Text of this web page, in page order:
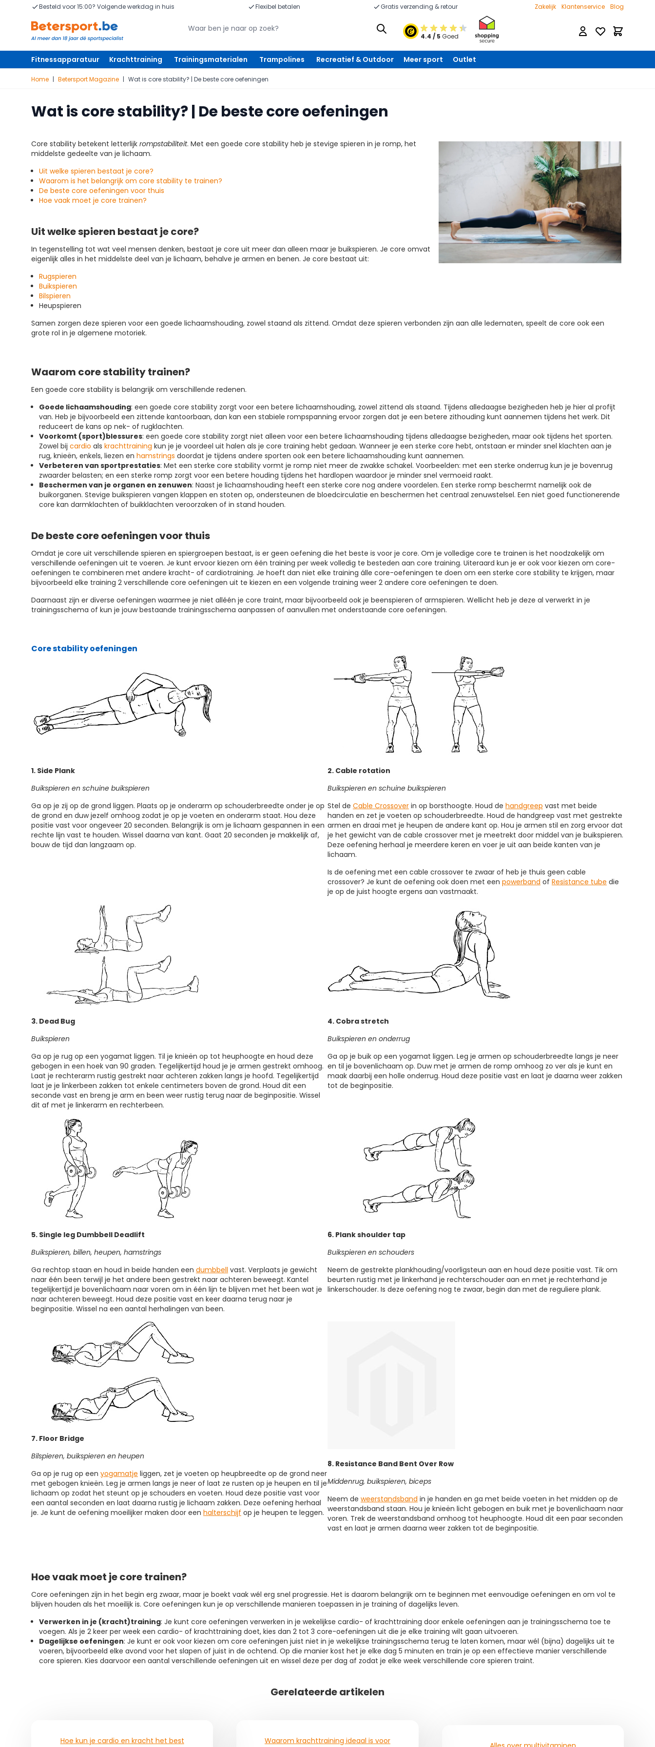
Ga naar de inhoudBesteld voor 15:00? Volgende werkdag in huis Flexibel betalen Gratis verzending & retour Zakelijk Klantenservice Blog
Zoeken
4.4 / 5 Goed
Verlanglijst
Fitnessapparatuur Krachttraining Trainingsmaterialen Trampolines Recreatief & Outdoor Meer sport Outlet
Home | Betersport Magazine | Wat is core stability? | De beste core oefeningen
Wat is core stability? | De beste core oefeningen
Core stability betekent letterlijk rompstabiliteit. Met een goede core stability heb je stevige spieren in je romp, het
middelste gedeelte van je lichaam.
Uit welke spieren bestaat je core?
Waarom is het belangrijk om core stability te trainen?
De beste core oefeningen voor thuis
Hoe vaak moet je core trainen?
Uit welke spieren bestaat je core?
In tegenstelling tot wat veel mensen denken, bestaat je core uit meer dan alleen maar je buikspieren. Je core omvat
eigenlijk alles in het middelste deel van je lichaam, behalve je armen en benen. Je core bestaat uit:
Rugspieren
Buikspieren
Bilspieren
Heupspieren
Samen zorgen deze spieren voor een goede lichaamshouding, zowel staand als zittend. Omdat deze spieren verbonden zijn aan alle ledematen, speelt de core ook een
grote rol in je algemene motoriek.
Waarom core stability trainen?
Een goede core stability is belangrijk om verschillende redenen.
Goede lichaamshouding: een goede core stability zorgt voor een betere lichaamshouding, zowel zittend als staand. Tijdens alledaagse bezigheden heb je hier al profijt
van. Heb je bijvoorbeeld een zittende kantoorbaan, dan kan een stabiele rompspanning ervoor zorgen dat je een betere zithouding kunt aannemen tijdens het werk. Dit
reduceert de kans op nek- of rugklachten.
Voorkomt (sport)blessures: een goede core stability zorgt niet alleen voor een betere lichaamshouding tijdens alledaagse bezigheden, maar ook tijdens het sporten.
Zowel bij cardio als krachttraining kun je je voordeel uit halen als je core training hebt gedaan. Wanneer je een sterke core hebt, ontstaan er minder snel klachten aan je
rug, knieën, enkels, liezen en hamstrings doordat je tijdens andere sporten ook een betere lichaamshouding kunt aannemen.
Verbeteren van sportprestaties: Met een sterke core stability vormt je romp niet meer de zwakke schakel. Voorbeelden: met een sterke onderrug kun je je bovenrug
zwaarder belasten; en een sterke romp zorgt voor een betere houding tijdens het hardlopen waardoor je minder snel vermoeid raakt.
Beschermen van je organen en zenuwen: Naast je lichaamshouding heeft een sterke core nog andere voordelen. Een sterke romp beschermt namelijk ook de
buikorganen. Stevige buikspieren vangen klappen en stoten op, ondersteunen de bloedcirculatie en beschermen het centraal zenuwstelsel. Een niet goed functionerende
core kan darmklachten of buikklachten veroorzaken of in stand houden.
De beste core oefeningen voor thuis
Omdat je core uit verschillende spieren en spiergroepen bestaat, is er geen oefening die het beste is voor je core. Om je volledige core te trainen is het noodzakelijk om
verschillende oefeningen uit te voeren. Je kunt ervoor kiezen om één training per week volledig te besteden aan core training. Uiteraard kun je er ook voor kiezen om core-
oefeningen te combineren met andere kracht- of cardiotraining. Je hoeft dan niet elke training álle core-oefeningen te doen om een sterke core stability te krijgen, maar
bijvoorbeeld elke training 2 verschillende core oefeningen uit te kiezen en een volgende training weer 2 andere core oefeningen te doen.
Daarnaast zijn er diverse oefeningen waarmee je niet alléén je core traint, maar bijvoorbeeld ook je beenspieren of armspieren. Wellicht heb je deze al verwerkt in je
trainingsschema of kun je jouw bestaande trainingsschema aanpassen of aanvullen met onderstaande core oefeningen.
Core stability oefeningen
1. Side Plank
Buikspieren en schuine buikspieren
Ga op je zij op de grond liggen. Plaats op je onderarm op schouderbreedte onder je op
de grond en duw jezelf omhoog zodat je op je voeten en onderarm staat. Hou deze
positie vast voor ongeveer 20 seconden. Belangrijk is om je lichaam gespannen in een
rechte lijn vast te houden. Wissel daarna van kant. Gaat 20 seconden je makkelijk af,
bouw de tijd dan langzaam op.
2. Cable rotation
Buikspieren en schuine buikspieren
Stel de Cable Crossover in op borsthoogte. Houd de handgreep vast met beide
handen en zet je voeten op schouderbreedte. Houd de handgreep vast met gestrekte
armen en draai met je heupen de andere kant op. Hou je armen stil en zorg ervoor dat
je het gewicht van de cable crossover met je meetrekt door middel van je buikspieren.
Deze oefening herhaal je meerdere keren en voer je uit aan beide kanten van je
lichaam.
Is de oefening met een cable crossover te zwaar of heb je thuis geen cable
crossover? Je kunt de oefening ook doen met een powerband of Resistance tube die
je op de juist hoogte ergens aan vastmaakt.
3. Dead Bug
Buikspieren
Ga op je rug op een yogamat liggen. Til je knieën op tot heuphoogte en houd deze
gebogen in een hoek van 90 graden. Tegelijkertijd houd je je armen gestrekt omhoog.
Laat je rechterarm rustig gestrekt naar achteren zakken langs je hoofd. Tegelijkertijd
laat je je linkerbeen zakken tot enkele centimeters boven de grond. Houd dit een
seconde vast en breng je arm en been weer rustig terug naar de beginpositie. Wissel
dit af met je linkerarm en rechterbeen.
4. Cobra stretch
Buikspieren en onderrug
Ga op je buik op een yogamat liggen. Leg je armen op schouderbreedte langs je neer
en til je bovenlichaam op. Duw met je armen de romp omhoog zo ver als je kunt en
maak daarbij een holle onderrug. Houd deze positie vast en laat je daarna weer zakken
tot de beginpositie.
5. Single leg Dumbbell Deadlift
Buikspieren, billen, heupen, hamstrings
Ga rechtop staan en houd in beide handen een dumbbell vast. Verplaats je gewicht
naar één been terwijl je het andere been gestrekt naar achteren beweegt. Kantel
tegelijkertijd je bovenlichaam naar voren om in één lijn te blijven met het been wat je
naar achteren beweegt. Houd deze positie vast en keer daarna terug naar je
beginpositie. Wissel na een aantal herhalingen van been.
6. Plank shoulder tap
Buikspieren en schouders
Neem de gestrekte plankhouding/voorligsteun aan en houd deze positie vast. Tik om
beurten rustig met je linkerhand je rechterschouder aan en met je rechterhand je
linkerschouder. Is deze oefening nog te zwaar, begin dan met de reguliere plank.
7. Floor Bridge
Bilspieren, buikspieren en heupen
Ga op je rug op een yogamatje liggen, zet je voeten op heupbreedte op de grond neer
met gebogen knieën. Leg je armen langs je neer of laat ze rusten op je heupen en til je
lichaam op zodat het steunt op je schouders en voeten. Houd deze positie vast voor
een aantal seconden en laat daarna rustig je lichaam zakken. Deze oefening herhaal
je. Je kunt de oefening moeilijker maken door een halterschijf op je heupen te leggen.
8. Resistance Band Bent Over Row
Middenrug, buikspieren, biceps
Neem de weerstandsband in je handen en ga met beide voeten in het midden op de
weerstandsband staan. Hou je knieën licht gebogen en buik met je bovenlichaam naar
voren. Trek de weerstandsband omhoog tot heuphoogte. Houd dit een paar seconden
vast en laat je armen daarna weer zakken tot de beginpositie.
Hoe vaak moet je core trainen?
Core oefeningen zijn in het begin erg zwaar, maar je boekt vaak wél erg snel progressie. Het is daarom belangrijk om te beginnen met eenvoudige oefeningen en om vol te
blijven houden als het moeilijk is. Core oefeningen kun je op verschillende manieren toepassen in je training of dagelijks leven.
Verwerken in je (kracht)training: Je kunt core oefeningen verwerken in je wekelijkse cardio- of krachttraining door enkele oefeningen aan je trainingsschema toe te
voegen. Als je 2 keer per week een cardio- of krachttraining doet, kies dan 2 tot 3 core-oefeningen uit die je elke training wilt gaan uitvoeren.
Dagelijkse oefeningen: Je kunt er ook voor kiezen om core oefeningen juist niet in je wekelijkse trainingsschema terug te laten komen, maar wél (bijna) dagelijks uit te
voeren, bijvoorbeeld elke avond voor het slapen of juist in de ochtend. Op die manier kost het je elke dag 5 minuten en train je op een effectieve manier verschillende
core spieren. Kies daarvoor een aantal verschillende oefeningen uit en wissel deze per dag af zodat je elke week verschillende core spieren traint.
Gerelateerde artikelen
Hoe kun je cardio en kracht het best
Waarom krachttraining ideaal is voor